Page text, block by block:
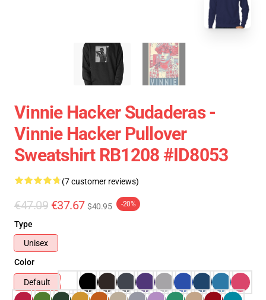
Vinnie Hacker Sudaderas -
Vinnie Hacker Pullover
Sweatshirt RB1208 #ID8053
(7 customer reviews)
€47.09 €37.67 $40.95 -20%
Type
Unisex
Color
Default